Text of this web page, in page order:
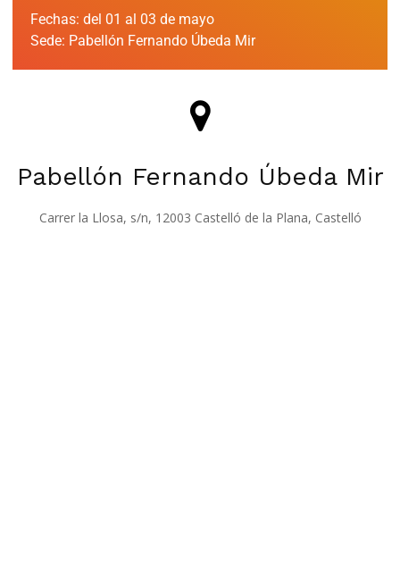
Fechas: del 01 al 03 de mayo
Sede: Pabellón Fernando Úbeda Mir
Pabellón Fernando Úbeda Mir
Carrer la Llosa, s/n, 12003 Castelló de la Plana, Castelló